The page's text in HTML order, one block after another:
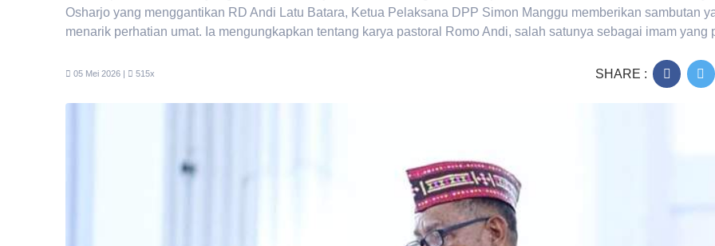
Osharjo yang menggantikan RD Andi Latu Batara, Ketua Pelaksana DPP Simon Manggu memberikan sambutan
menarik perhatian umat. Ia mengungkapkan tentang karya pastoral Romo Andi, salah satunya sebagai imam yang
05 Mei 2026 | 515x SHARE :